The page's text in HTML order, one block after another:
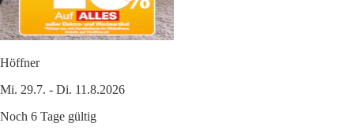
Höffner
Mi. 29.7. - Di. 11.8.2026
Noch 6 Tage gültig